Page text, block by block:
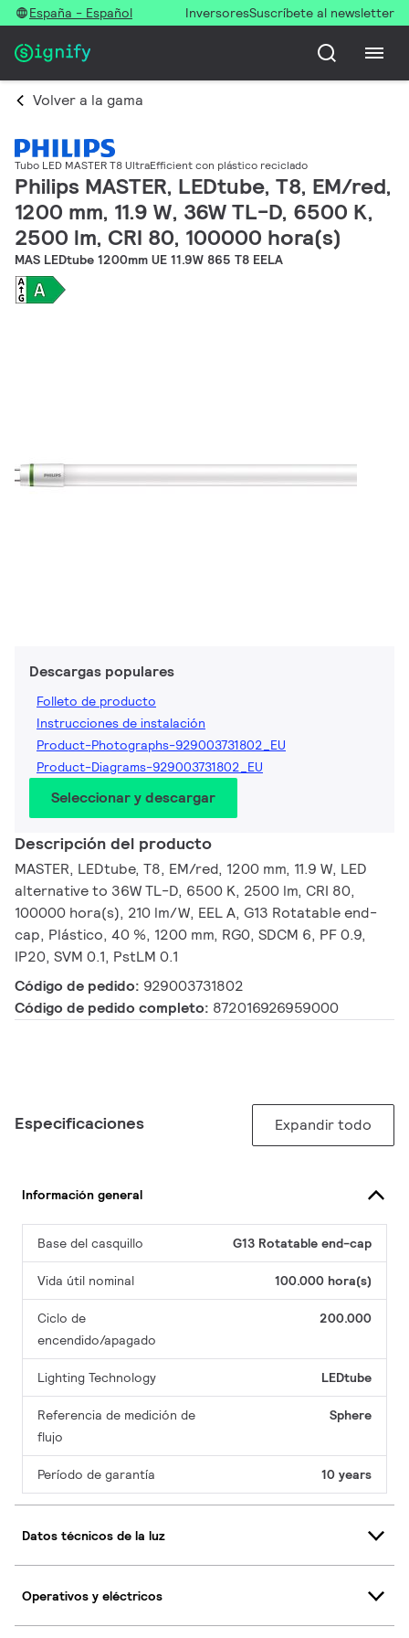
España - Español InversoresSuscríbete al newsletter
Volver a la gama
Tubo LED MASTER T8 UltraEfficient con plástico reciclado
Philips MASTER, LEDtube, T8, EM/red,
1200 mm, 11.9 W, 36W TL-D, 6500 K,
2500 lm, CRI 80, 100000 hora(s)
MAS LEDtube 1200mm UE 11.9W 865 T8 EELA
Descargas populares
Folleto de producto
Instrucciones de instalación
Product-Photographs-929003731802_EU
Product-Diagrams-929003731802_EU
Seleccionar y descargar
Descripción del producto
MASTER, LEDtube, T8, EM/red, 1200 mm, 11.9 W, LED
alternative to 36W TL-D, 6500 K, 2500 lm, CRI 80,
100000 hora(s), 210 lm/W, EEL A, G13 Rotatable end-
cap, Plástico, 40 %, 1200 mm, RG0, SDCM 6, PF 0.9,
IP20, SVM 0.1, PstLM 0.1
Código de pedido: 929003731802
Código de pedido completo: 872016926959000
Especificaciones Expandir todo
Información general
Base del casquillo G13 Rotatable end-cap
Vida útil nominal 100.000 hora(s)
Ciclo de
encendido/apagado
200.000
Lighting Technology LEDtube
Referencia de medición de
flujo
Sphere
Período de garantía 10 years
Datos técnicos de la luz
Operativos y eléctricos